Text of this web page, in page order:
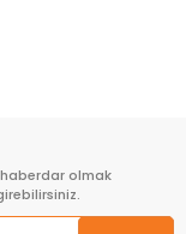
olmak